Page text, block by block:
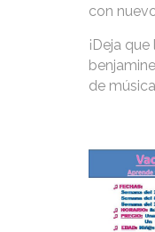
con
¡Deja
de